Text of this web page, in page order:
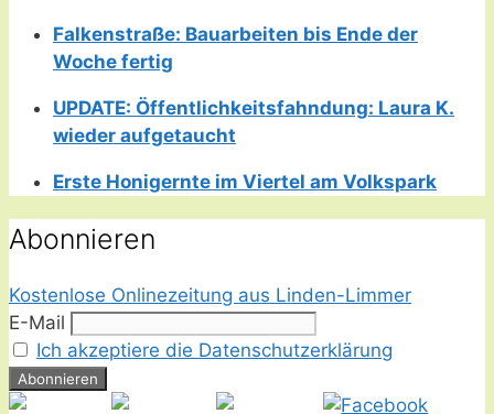
Falkenstraße: Bauarbeiten bis Ende der
Woche fertig
UPDATE: Öffentlichkeitsfahndung: Laura K.
wieder aufgetaucht
Erste Honigernte im Viertel am Volkspark
Abonnieren
Kostenlose Onlinezeitung aus Linden-Limmer
E-Mail
Ich akzeptiere die Datenschutzerklärung